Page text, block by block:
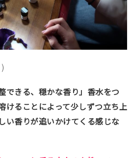
できる、穏かな香り」香水をつ
けることによって少しずつ立ち上
い香りが追いかけてくる感じな